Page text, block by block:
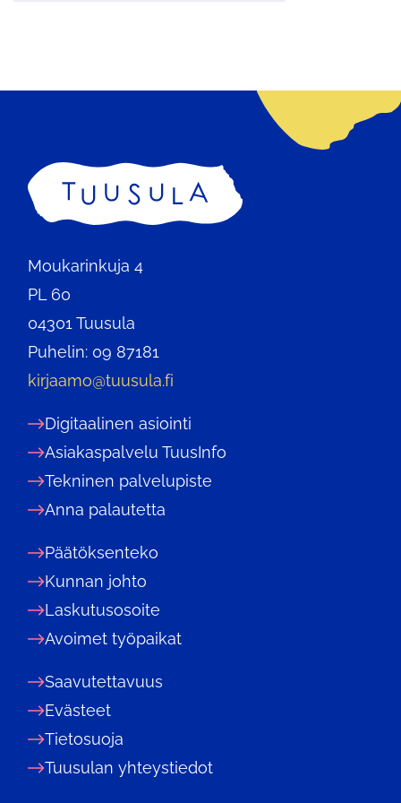
Etusivu
Moukarinkuja 4
PL 60
04301 Tuusula
Puhelin: 09 87181
kirjaamo@tuusula.fi
Digitaalinen asiointi
Asiakaspalvelu TuusInfo
Tekninen palvelupiste
Anna palautetta
Päätöksenteko
Kunnan johto
Laskutusosoite
Avoimet työpaikat
Saavutettavuus
Evästeet
Tietosuoja
Tuusulan yhteystiedot